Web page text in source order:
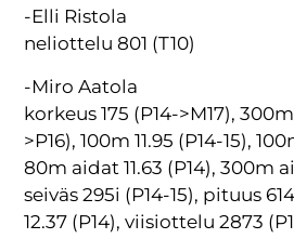
-Elli Ristola
neliottelu 801 (T10)
-Miro Aatola
korkeus 175 (P14->M17),
>P16), 100m 11.95 (P14-15),
80m aidat 11.63 (P14), 300m
seiväs 295i (P14-15), pituus
12.37 (P14), viisiottelu 2873